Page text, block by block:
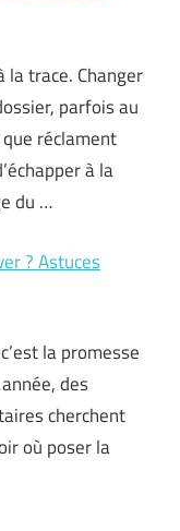
la trace. Changer
parfois au
réclament
à la
du …
? Astuces
la promesse
des
cherchent
où poser la